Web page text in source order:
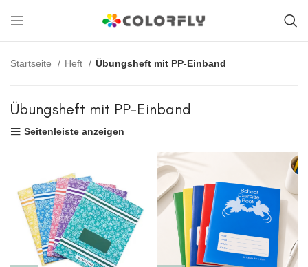
Startseite Heft Übungsheft mit PP-Einband
Übungsheft mit PP-Einband
Seitenleiste anzeigen